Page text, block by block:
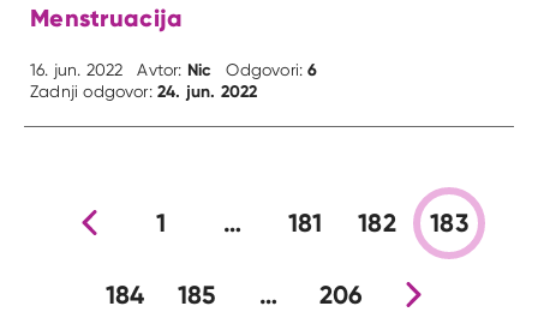
Menstruacija
16. jun. 2022 Avtor: Nic Odgovori:6
Zadnji odgovor:24. jun. 2022
Prejšnja stran
1 … 181 182 183
184 185 … 206Nova stran